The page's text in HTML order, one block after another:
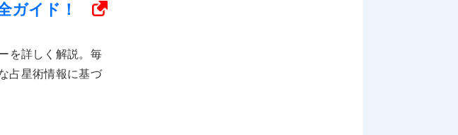
ガイド！
を詳しく解説。毎
占星術情報に基づ